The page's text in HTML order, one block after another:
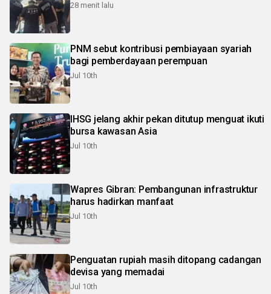
28 menit lalu
PNM sebut kontribusi pembiayaan syariah
bagi pemberdayaan perempuan
Jul 10th
IHSG jelang akhir pekan ditutup menguat ikuti
bursa kawasan Asia
Jul 10th
Wapres Gibran: Pembangunan infrastruktur
harus hadirkan manfaat
Jul 10th
Penguatan rupiah masih ditopang cadangan
devisa yang memadai
Jul 10th